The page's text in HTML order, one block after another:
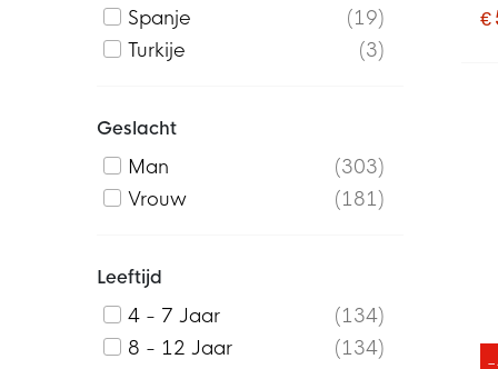
€
Spanje
19
Turkije
3
Geslacht
Man
303
Vrouw
181
Leeftijd
4 - 7 Jaar
134
8 - 12 Jaar
134